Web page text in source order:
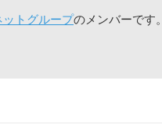
トグループのメンバーです。